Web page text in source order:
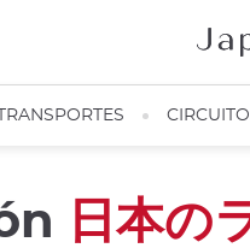
日本の